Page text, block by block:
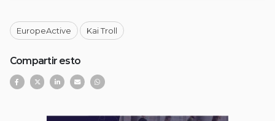
EuropeActive Kai Troll
Compartir esto